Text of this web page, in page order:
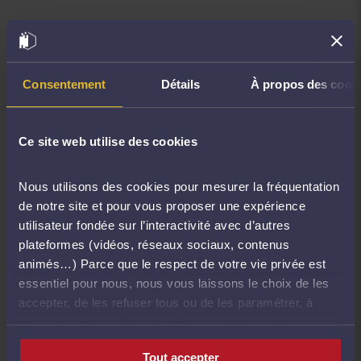
Consentement Détails À propos des
Ce site web utilise des cookies
Nous utilisons des cookies pour mesurer la fréquentation
de notre site et pour vous proposer une expérience
utilisateur fondée sur l’interactivité avec d’autres
plateformes (vidéos, réseaux sociaux, contenus
animés…) Parce que le respect de votre vie privée est
essentiel pour nous, nous vous laissons le choix de les
accepter, de les refuser tous ou de les paramétrer, à
nécessaires au fonctionnement du site.
Tout accepter
>Droit des affaires
Le programme fixé par l’arrêté du 17 octobre 2016
indique : « Fonds de commerce ».
nantissement du fonds de commerce, la location-
>Droit international et européen
Le programme fixé par l’arrêté du 17 octobre 2016
indique :« Droit international privé (y compris le
droit international privé de l'Union européenne)
».
Ceci inclut le droit de la nationalité.